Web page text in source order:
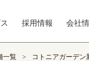
採用情報 会社
一覧 > コトニアガーデン